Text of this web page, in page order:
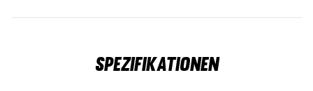
Spezifikationen